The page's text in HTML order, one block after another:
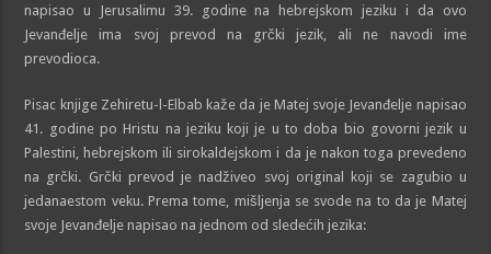
napisao u Jerusalimu 39. godine na hebrejskom jeziku i da ovo
Jevanđelje ima svoj prevod na grčki jezik, ali ne navodi ime
prevodioca.
Pisac knjige Zehiretu-l-Elbab kaže da je Matej svoje Jevanđelje napisao
41. godine po Hristu na jeziku koji je u to doba bio govorni jezik u
Palestini, hebrejskom ili sirokaldejskom i da je nakon toga prevedeno
na grčki. Grčki prevod je nadživeo svoj original koji se zagubio u
jedanaestom veku. Prema tome, mišljenja se svode na to da je Matej
svoje Jevanđelje napisao na jednom od sledećih jezika: